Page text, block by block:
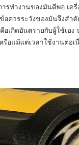
ารทำงานของมันดีพอ เ
อควรระวังของมันจึงสำ
เกิดอันตรายกับผู้ใช้เอง
อแม้แต่เวลาใช้งานต่อเ